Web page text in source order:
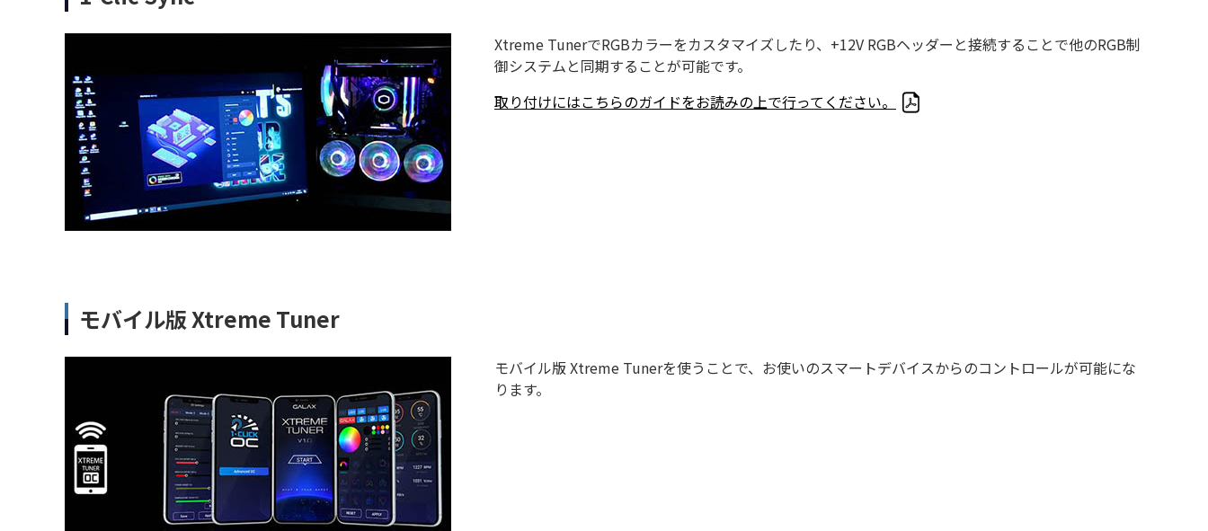
Xtreme TunerでRGBカラーをカスタマイズしたり、+12V RGBヘッダーと接続することで他のRGB制
御システムと同期することが可能です。
取り付けにはこちらのガイドをお読みの上で行ってください。
モバイル版 Xtreme Tuner
モバイル版 Xtreme Tunerを使うことで、お使いのスマートデバイスからのコントロールが可能にな
ります。